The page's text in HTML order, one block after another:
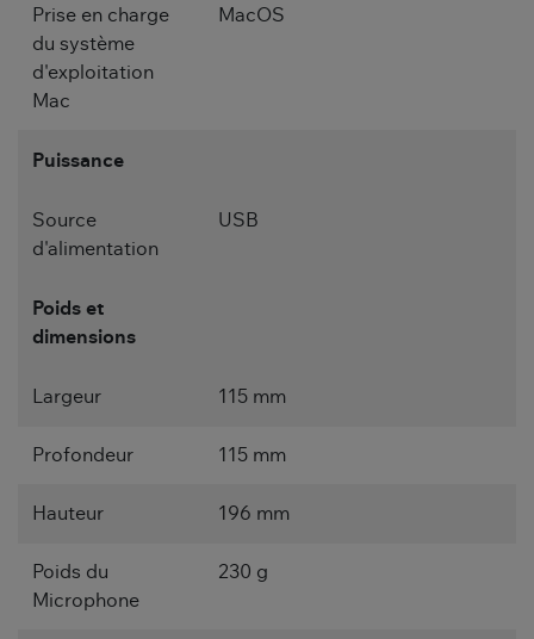
Prise en charge
du système
d'exploitation
Mac
MacOS
Puissance
Source
d'alimentation
USB
Poids et
dimensions
Largeur 115 mm
Profondeur 115 mm
Hauteur 196 mm
Poids du
Microphone
230 g